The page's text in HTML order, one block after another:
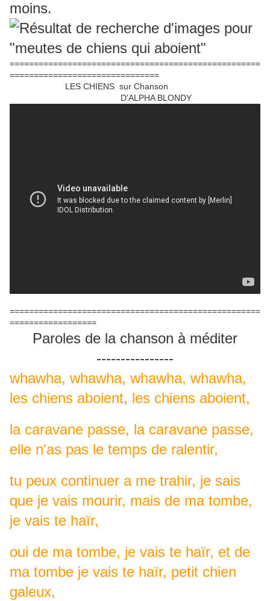
moins.
====================================================
===============================
LES CHIENS sur Chanson
D'ALPHA BLONDY
====================================================
==================
Paroles de la chanson à méditer
----------------
whawha, whawha, whawha, whawha,
les chiens aboient, les chiens aboient,
la caravane passe, la caravane passe,
elle n'as pas le temps de ralentir,
tu peux continuer a me trahir, je sais
que je vais mourir, mais de ma tombe,
je vais te haïr,
oui de ma tombe, je vais te haïr, et de
ma tombe je vais te haïr, petit chien
galeux,